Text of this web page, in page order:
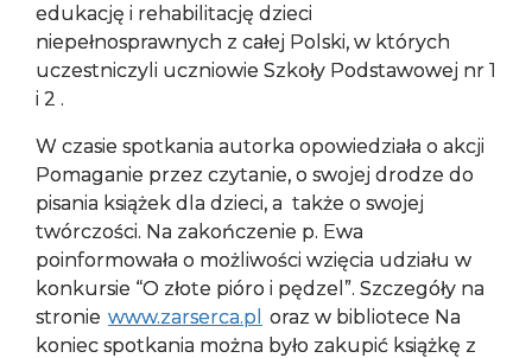
edukację i rehabilitację dzieci
niepełnosprawnych z całej Polski, w których
uczestniczyli uczniowie Szkoły Podstawowej nr 1
i 2 .
W czasie spotkania autorka opowiedziała o akcji
Pomaganie przez czytanie, o swojej drodze do
pisania książek dla dzieci, a także o swojej
twórczości. Na zakończenie p. Ewa
poinformowała o możliwości wzięcia udziału w
konkursie “O złote pióro i pędzel”. Szczegóły na
stronie www.zarserca.pl
oraz w bibliotece Na
koniec spotkania można było zakupić książkę z